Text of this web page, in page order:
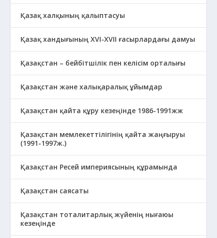
Қазақ халқының қалыптасуы
Қазақ хандығының XVI-XVII ғасырлардағы дамуы
Қазақстан – бейбітшілік пен келісім орталығы
Қазақстан және халықаралық ұйымдар
Қазақстан қайта құру кезеңінде 1986-1991жж
Қазақстан мемлекеттілігінің қайта жаңғыруы
(1991-1997ж.)
Қазақстан Ресей империясының құрамында
Қазақстан саясаты
Қазақстан тоталитарлық жүйенің нығаюы
кезеңінде